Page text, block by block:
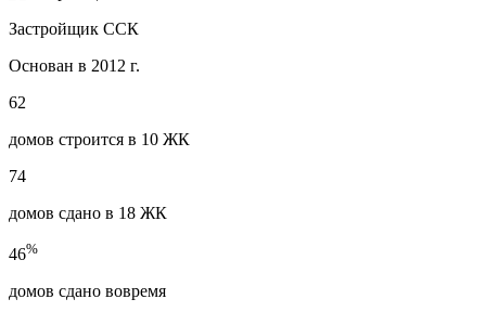
Застройщик ССК
Основан в 2012 г.
62
домов строится в 10 ЖК
74
домов сдано в 18 ЖК
46%
домов сдано вовремя